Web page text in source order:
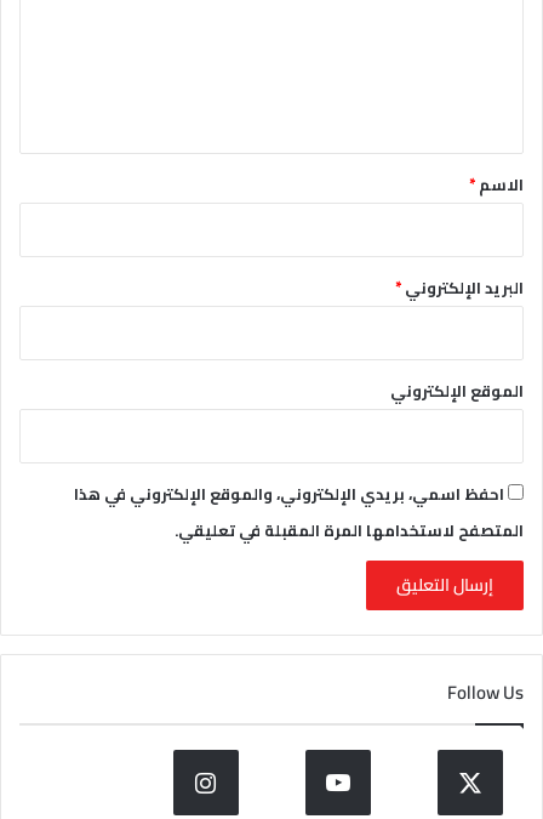
*الاسم*
البريد الإلكتروني*
الموقع الإلكتروني
احفظ اسمي، بريدي الإلكتروني، والموقع الإلكتروني في هذا
المتصفح لاستخدامها المرة المقبلة في تعليقي.
Follow Us